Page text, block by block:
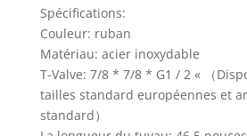
Spécifications:
Couleur: ruban
Matériau: acier inoxydable
T-Valve: 7/8 * 7/8 * G1 / 2 « （
tailles standard européennes et
standard）